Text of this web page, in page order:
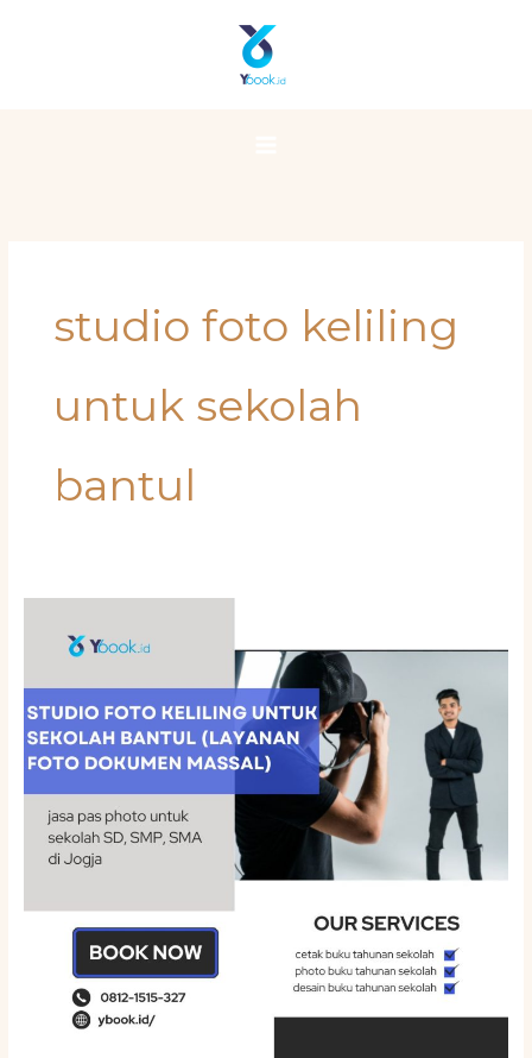
Main
Menu
studio foto keliling
untuk sekolah
bantul
untuk
Sekolah
Bantul
(Layanan
Dokumen
Massal)